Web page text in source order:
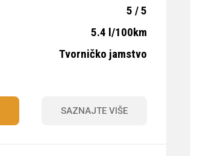
5 / 5
5.4 l/100km
Tvorničko jamstvo
SAZNAJTE VIŠE